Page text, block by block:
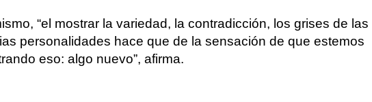
“el mostrar la variedad, la contradicción, los grises de las
personalidades hace que de la sensación de que estemos
eso: algo nuevo”, afirma.